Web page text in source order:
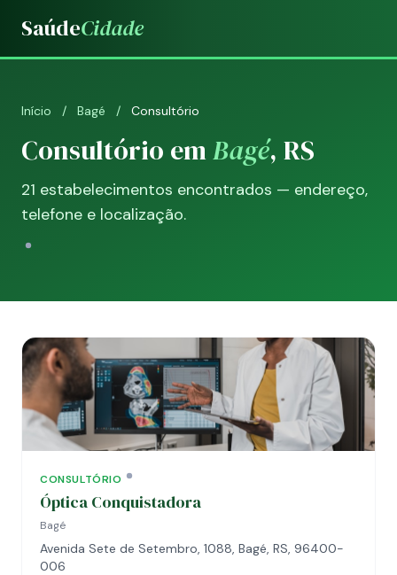
SaúdeCidade
Início / Bagé / Consultório
Consultório emBagé, RS
21 estabelecimentos encontrados — endereço,
telefone e localização.
CONSULTÓRIO
Óptica Conquistadora
Bagé
Avenida Sete de Setembro, 1088, Bagé, RS, 96400-
006